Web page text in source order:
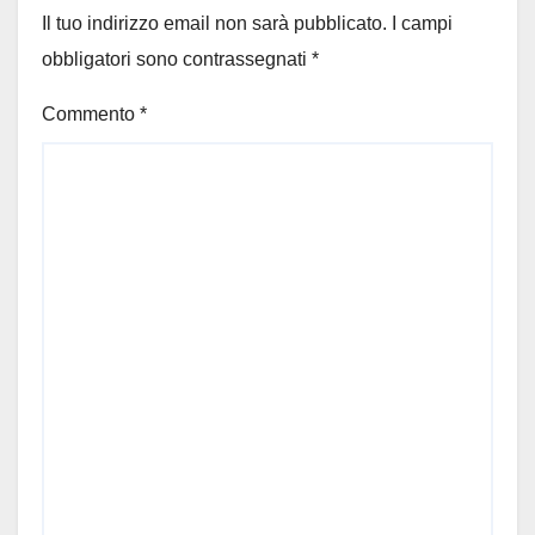
Il tuo indirizzo email non sarà pubblicato.
I campi
obbligatori sono contrassegnati *
Commento *